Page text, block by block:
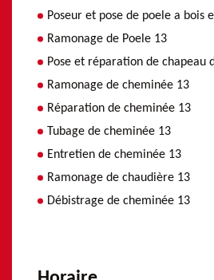
Poseur et pose de poele a bois
Ramonage de Poele 13
Pose et réparation de chapeau
Ramonage de cheminée 13
Réparation de cheminée 13
Tubage de cheminée 13
Entretien de cheminée 13
Ramonage de chaudière 13
Débistrage de cheminée 13